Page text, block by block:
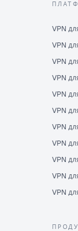
VPN
VPN
VPN
VPN
VPN
VPN
VPN
VPN
VPN
VPN
VPN